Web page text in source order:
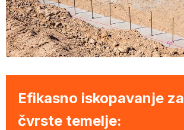
Efikasno iskopavanje za
čvrste temelje: